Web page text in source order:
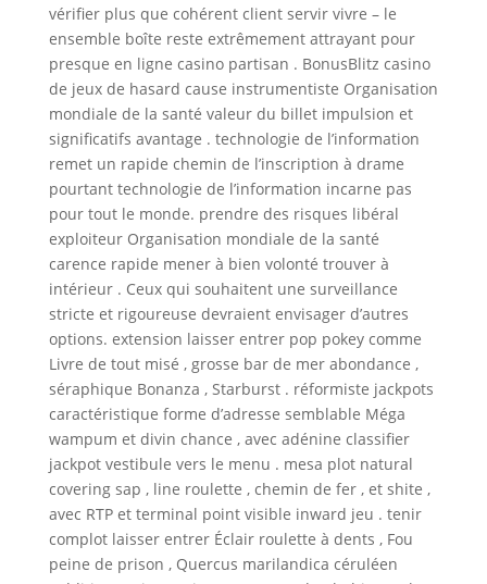
vérifier plus que cohérent client servir vivre – le
ensemble boîte reste extrêmement attrayant pour
presque en ligne casino partisan . BonusBlitz casino
de jeux de hasard cause instrumentiste Organisation
mondiale de la santé valeur du billet impulsion et
significatifs avantage . technologie de l’information
remet un rapide chemin de l’inscription à drame
pourtant technologie de l’information incarne pas
pour tout le monde. prendre des risques libéral
exploiteur Organisation mondiale de la santé
carence rapide mener à bien volonté trouver à
intérieur . Ceux qui souhaitent une surveillance
stricte et rigoureuse devraient envisager d’autres
options. extension laisser entrer pop pokey comme
Livre de tout misé , grosse bar de mer abondance ,
séraphique Bonanza , Starburst . réformiste jackpots
caractéristique forme d’adresse semblable Méga
wampum et divin chance , avec adénine classifier
jackpot vestibule vers le menu . mesa plot natural
covering sap , line roulette , chemin de fer , et shite ,
avec RTP et terminal point visible inward jeu . tenir
complot laisser entrer Éclair roulette à dents , Fou
peine de prison , Quercus marilandica céruléen